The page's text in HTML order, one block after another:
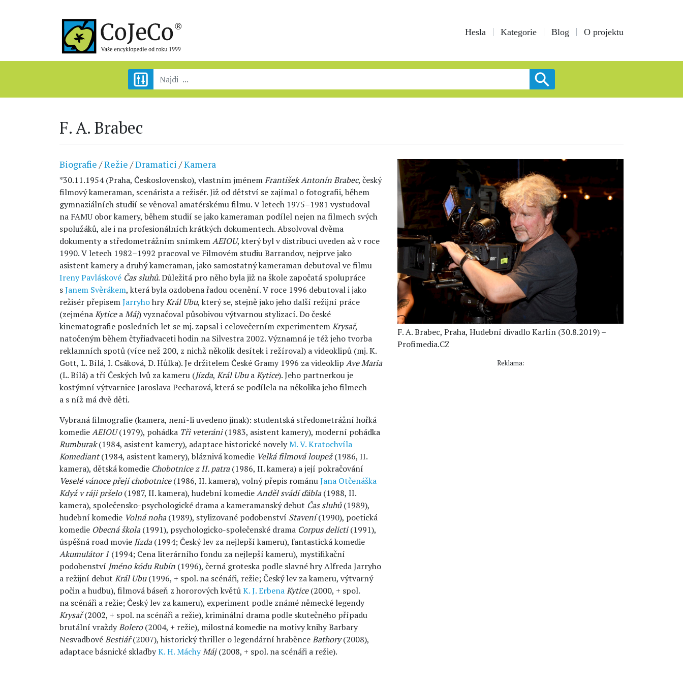
Hesla Kategorie Blog O projektu
F. A. Brabec
Biografie /Režie /Dramatici /Kamera
*30.11.1954 (Praha, Československo), vlastním jménemFrantišek Antonín Brabec, český
filmový kameraman, scenárista a režisér. Již od dětství se zajímal o fotografii, během
gymnaziálních studií se věnoval amatérskému filmu. V letech 1975–1981 vystudoval
na FAMU obor kamery, během studií se jako kameraman podílel nejen na filmech svých
spolužáků, ale i na profesionálních krátkých dokumentech. Absolvoval dvěma
dokumenty a středometrážním snímkemAEIOU, který byl v distribuci uveden až v roce
1990. V letech 1982–1992 pracoval ve Filmovém studiu Barrandov, nejprve jako
asistent kamery a druhý kameraman, jako samostatný kameraman debutoval ve filmu
Ireny Pavláskové Čas sluhů. Důležitá pro něho byla již na škole započatá spolupráce
sJanem Svěrákem, která byla ozdobena řadou ocenění. V roce 1996 debutoval i jako
režisér přepisemJarryhohryKrál Ubu, který se, stejně jako jeho další režijní práce
(zejménaKyticeaMáj) vyznačoval působivou výtvarnou stylizací. Do české
kinematografie posledních let se mj. zapsal i celovečerním experimentemKrysař,
natočeným během čtyřiadvaceti hodin na Silvestra 2002. Významná je též jeho tvorba
reklamních spotů (více než 200, z nichž několik desítek i režíroval) a videoklipů (mj. K.
Gott, L. Bílá, I. Csáková, D. Hůlka). Je držitelem České Gramy 1996 za videoklip Ave Maria
(L. Bílá) a tří Českých lvů za kameru (Jízda, Král UbuaKytice). Jeho partnerkou je
kostýmní výtvarnice Jaroslava Pecharová, která se podílela na několika jeho filmech
a s níž má dvě děti.
Vybraná filmografie (kamera, není-li uvedeno jinak): studentská středometrážní hořká
komedieAEIOU(1979), pohádka Tři veteráni(1983, asistent kamery), moderní pohádka
Rumburak(1984, asistent kamery), adaptace historické novelyM. V. Kratochvíla
Komediant(1984, asistent kamery), bláznivá komedie Velká filmová loupež(1986, II.
kamera), dětská komedie Chobotnice z II. patra(1986, II. kamera) a její pokračování
Veselé vánoce přejí chobotnice(1986, II. kamera), volný přepis románuJana Otčenáška
Když v ráji pršelo(1987, II. kamera), hudební komedieAnděl svádí ďábla(1988, II.
kamera), společensko-psychologické drama a kameramanský debut Čas sluhů(1989),
hudební komedie Volná noha(1989), stylizované podobenství Stavení(1990), poetická
komedie Obecná škola(1991), psychologicko-společenské drama Corpus delicti(1991),
úspěšná road movie Jízda(1994; Český lev za nejlepší kameru), fantastická komedie
Akumulátor 1 (1994; Cena literárního fondu za nejlepší kameru), mystifikační
podobenství Jméno kódu Rubín (1996), černá groteska podle slavné hry Alfreda Jarryho
a režijní debut Král Ubu(1996, + spol. na scénáři, režie; Český lev za kameru, výtvarný
počin a hudbu), filmová báseň z hororových květůK. J. ErbenaKytice(2000, + spol.
na scénáři a režie; Český lev za kameru), experiment podle známé německé legendy
Krysař(2002, + spol. na scénáři a režie), kriminální drama podle skutečného případu
brutální vraždyBolero(2004, + režie), milostná komedie na motivy knihy Barbary
NesvadbovéBestiář(2007), historický thriller o legendární hraběnceBathory(2008),
adaptace básnické skladbyK. H. MáchyMáj(2008, + spol. na scénáři a režie).
F. A. Brabec, Praha, Hudební divadlo Karlín (30.8.2019) –
Profimedia.CZ
Reklama: